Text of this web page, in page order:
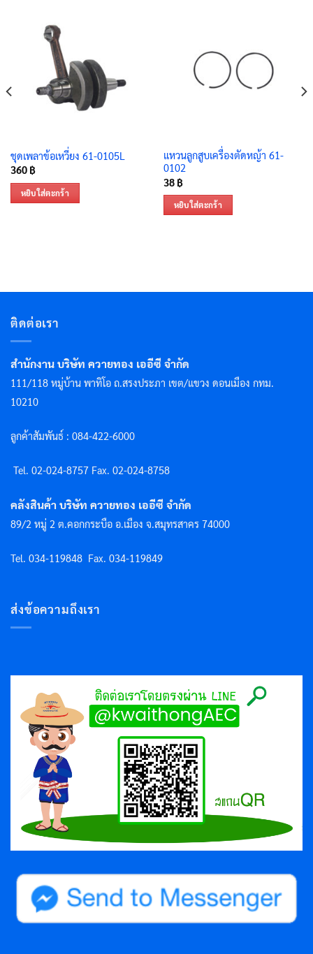
ชุดเพลาข้อเหวี่ยง 61-0105L
360 ฿
หยิบใส่ตะกร้า
แหวนลูกสูบเครื่องตัดหญ้า 61-
0102
38 ฿
หยิบใส่ตะกร้า
ติดต่อเรา
สำนักงาน บริษัท ควายทอง เออีซี จำกัด
111/118 หมู่บ้าน พาทิโอ ถ.สรงประภา เขต/แขวง ดอนเมือง กทม.
10210
ลูกค้าสัมพันธ์ : 084-422-6000
Tel. 02-024-8757 Fax. 02-024-8758
คลังสินค้า บริษัท ควายทอง เออีซี จำกัด
89/2 หมู่ 2 ต.คอกกระบือ อ.เมือง จ.สมุทรสาคร 74000
Tel. 034-119848 Fax. 034-119849
ส่งข้อความถึงเรา